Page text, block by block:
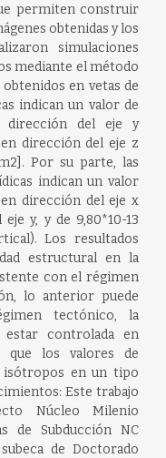
permiten construir
obtenidas y los
simulaciones
mediante el método
en vetas de
indican un valor de
dirección del eje y
dirección del eje z
Por su parte, las
indican un valor
dirección del eje x
y, y de 9,80*10-13
Los resultados
estructural en la
con el régimen
lo anterior puede
tectónico, la
estar controlada en
los valores de
isótropos en un tipo
Este trabajo
Núcleo Milenio
de Subducción NC
de Doctorado